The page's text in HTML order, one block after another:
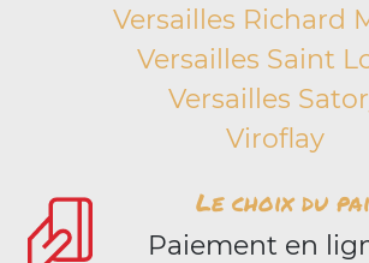
Versailles Richard
Versailles Saint
Versailles
Viroflay
Le choix du
Paiement en